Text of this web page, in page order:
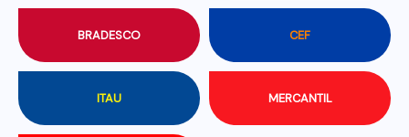
BRADESCO CEF
ITAU MERCANTIL